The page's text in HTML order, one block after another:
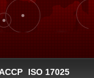
ISO 17025